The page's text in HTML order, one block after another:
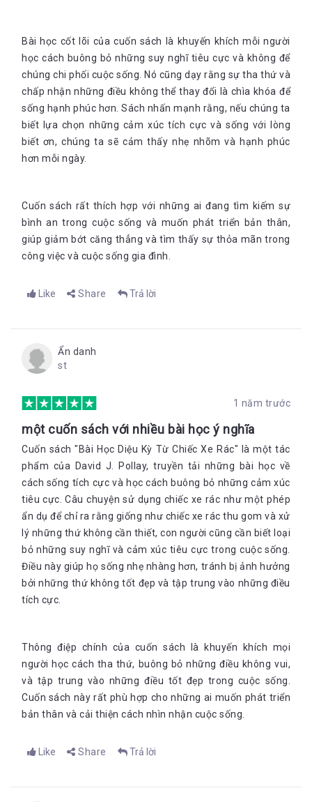
Bài học cốt lõi của cuốn sách là khuyến khích mỗi người
học cách buông bỏ những suy nghĩ tiêu cực và không để
chúng chi phối cuộc sống. Nó cũng dạy rằng sự tha thứ và
chấp nhận những điều không thể thay đổi là chìa khóa để
sống hạnh phúc hơn. Sách nhấn mạnh rằng, nếu chúng ta
biết lựa chọn những cảm xúc tích cực và sống với lòng
biết ơn, chúng ta sẽ cảm thấy nhẹ nhõm và hạnh phúc
hơn mỗi ngày.
Cuốn sách rất thích hợp với những ai đang tìm kiếm sự
bình an trong cuộc sống và muốn phát triển bản thân,
giúp giảm bớt căng thẳng và tìm thấy sự thỏa mãn trong
công việc và cuộc sống gia đình.
Like Share Trả lời
Ẩn danh
st
1 năm trước
một cuốn sách với nhiều bài học ý nghĩa
Cuốn sách "Bài Học Diệu Kỳ Từ Chiếc Xe Rác" là một tác
phẩm của David J. Pollay, truyền tải những bài học về
cách sống tích cực và học cách buông bỏ những cảm xúc
tiêu cực. Câu chuyện sử dụng chiếc xe rác như một phép
ẩn dụ để chỉ ra rằng giống như chiếc xe rác thu gom và xử
lý những thứ không cần thiết, con người cũng cần biết loại
bỏ những suy nghĩ và cảm xúc tiêu cực trong cuộc sống.
Điều này giúp họ sống nhẹ nhàng hơn, tránh bị ảnh hưởng
bởi những thứ không tốt đẹp và tập trung vào những điều
tích cực.
Thông điệp chính của cuốn sách là khuyến khích mọi
người học cách tha thứ, buông bỏ những điều không vui,
và tập trung vào những điều tốt đẹp trong cuộc sống.
Cuốn sách này rất phù hợp cho những ai muốn phát triển
bản thân và cải thiện cách nhìn nhận cuộc sống.
Like Share Trả lời